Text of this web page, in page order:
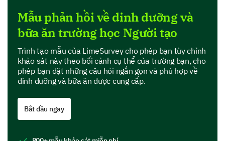
Understanding individual meal
components
Let's dive deeper into specific components of the
meals.
Which elements of the meals do you believe
need improvement? (Select all that apply and
provide specific comments on your choice)
Mẫu phản hồi về dinh dưỡng và
bữa ăn trường học Người tạo
Trình tạo mẫu của LimeSurvey cho phép bạn tùy chỉnh
khảo sát này theo bối cảnh cụ thể của trường bạn, cho
phép bạn đặt những câu hỏi ngắn gọn và phù hợp về
dinh dưỡng và bữa ăn được cung cấp.
Bắt đầu ngay